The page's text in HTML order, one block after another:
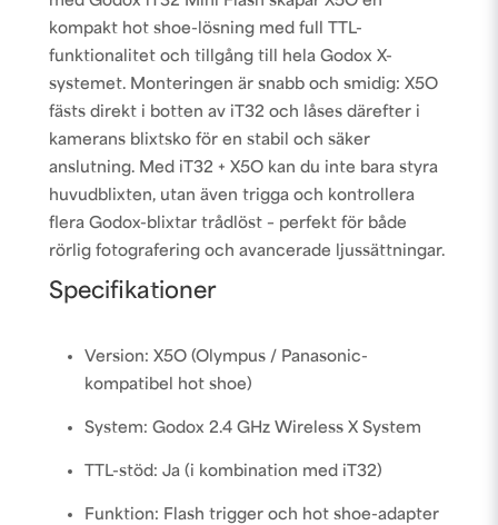
kompakt hot shoe-lösning med full TTL-
funktionalitet och tillgång till hela Godox X-
systemet. Monteringen är snabb och smidig: X5O
fästs direkt i botten av iT32 och låses därefter i
kamerans blixtsko för en stabil och säker
anslutning. Med iT32 + X5O kan du inte bara styra
huvudblixten, utan även trigga och kontrollera
flera Godox-blixtar trådlöst – perfekt för både
rörlig fotografering och avancerade ljussättningar.
Specifikationer
Version: X5O (Olympus / Panasonic-
kompatibel hot shoe)
System: Godox 2.4 GHz Wireless X System
TTL-stöd: Ja (i kombination med iT32)
Funktion: Flash trigger och hot shoe-adapter